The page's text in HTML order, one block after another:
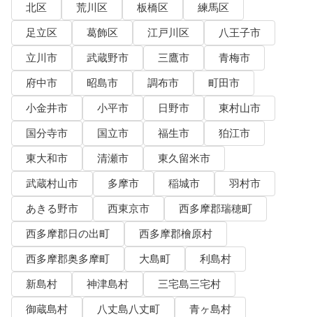
北区
荒川区 板橋区
練馬区
足立区
葛飾区 江戸川区
八王子市
立川市
武蔵野市 三鷹市
青梅市
府中市
昭島市 調布市
町田市
小金井市
小平市 日野市
東村山市
国分寺市
国立市 福生市
狛江市
東大和市
清瀬市
東久留米市
武蔵村山市
多摩市 稲城市
羽村市
あきる野市
西東京市
西多摩郡瑞穂町
西多摩郡日の出町
西多摩郡檜原村
西多摩郡奥多摩町
大島町
利島村
新島村
神津島村
三宅島三宅村
御蔵島村
八丈島八丈町
青ヶ島村